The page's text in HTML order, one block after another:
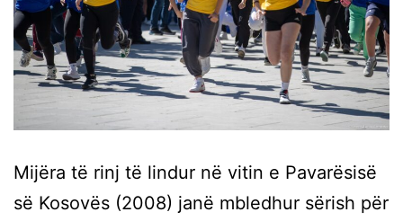
Mijëra të rinj të lindur në vitin e Pavarësisë
së Kosovës (2008) janë mbledhur sërish për